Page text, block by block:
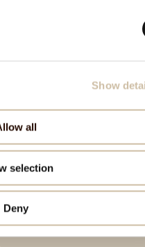
Show
all
selection
Deny